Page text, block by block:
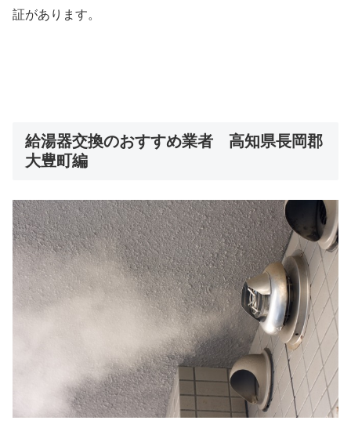
証があります。
給湯器交換のおすすめ業者 高知県長岡郡
大豊町編